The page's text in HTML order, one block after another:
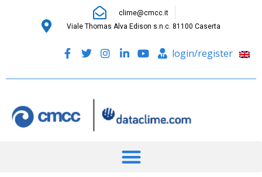
clime@cmcc.it
Viale Thomas Alva Edison s.n.c. 81100 Caserta
login/register